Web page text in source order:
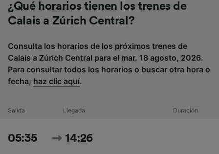
¿Qué horarios tienen los trenes de
Calais a Zúrich Central?
Consulta los horarios de los próximos trenes de
Calais a Zúrich Central para el mar. 18 agosto, 2026.
Para consultar todos los horarios o buscar otra hora o
fecha, haz clic aquí.
Salida Llegada Duración
05:35 14:26